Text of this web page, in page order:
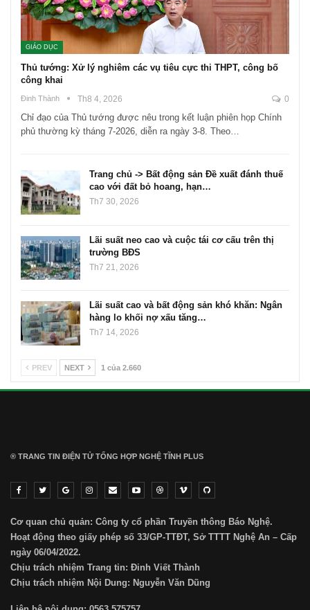
GIÁO DỤC
Thủ tướng: Xử lý nghiêm các vụ tiêu cực thi THPT, công bố
công khai
Đinh Thành Th8 4, 2026 0
Chỉ đạo của Thủ tướng được nêu trong kết luận phiên họp Chính
phủ thường kỳ tháng 7-2026, diễn ra ngày 3-8. Theo…
Trang chủ -> Bất động sản Đề xuất đánh thuế
cao với đất bỏ hoang, hạn…
Th7 30, 2026
Lãi suất neo cao và cuộc tái cơ cấu trên thị
trường BĐS
Th7 21, 2026
Lãi suất cao và bất động sản khó khăn: Ngân
hàng lo khối nợ xấu tăng…
Th7 14, 2026
PREV NEXT 1 của 2.660
® TRANG TIN ĐIỆN TỬ ТỔNG HỢP NGHỆ TĨNH PLUS
Cơ quan chủ quản: Công ty cổ phần Truyền thông Báo Nghệ.
Hoạt động theo giấy phép số 33/GP-TTĐT, Sở TTTT Nghệ An – Cấp
ngày 06/04/2022.
Chịu trách nhiệm Trang tin: Đinh Viết Thành
Chịu trách nhiệm Nội Dung: Nguyễn Văn Dũng